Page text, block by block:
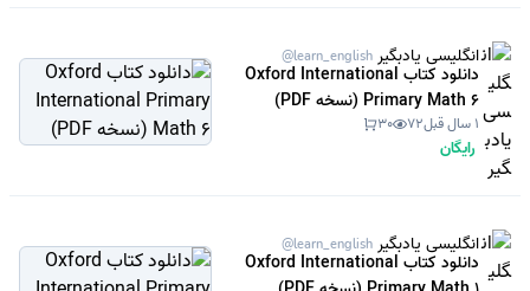
انگلیسی یادبگیر @learn_english
دانلود کتاب Oxford International
Primary Math 6 (نسخه PDF)
1 سال قبل 72
30
رایگان
انگلیسی یادبگیر @learn_english
دانلود کتاب Oxford International